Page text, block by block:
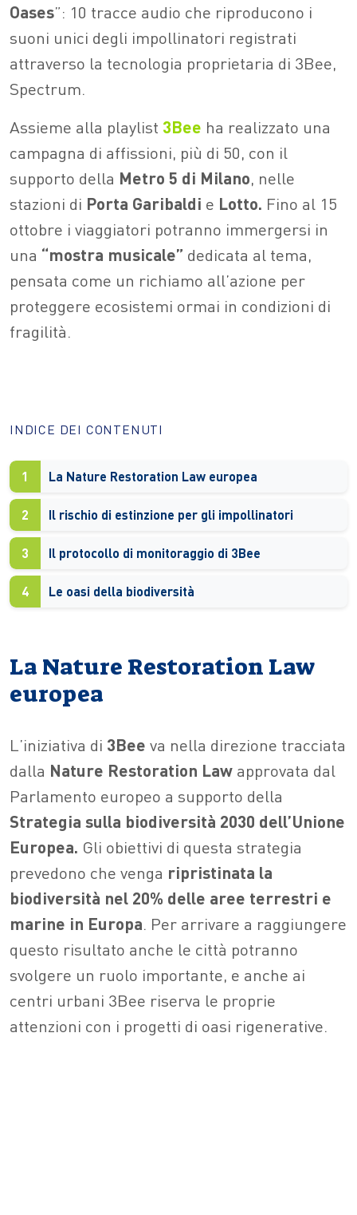
Oases”: 10 tracce audio che riproducono i
suoni unici degli impollinatori registrati
attraverso la tecnologia proprietaria di 3Bee,
Spectrum.
Assieme alla playlist 3Bee ha realizzato una
campagna di affissioni, più di 50, con il
supporto della Metro 5 di Milano, nelle
stazioni di Porta Garibaldi e Lotto. Fino al 15
ottobre i viaggiatori potranno immergersi in
una “mostra musicale” dedicata al tema,
pensata come un richiamo all’azione per
proteggere ecosistemi ormai in condizioni di
fragilità.
INDICE DEI CONTENUTI
1 La Nature Restoration Law europea
2 Il rischio di estinzione per gli impollinatori
3 Il protocollo di monitoraggio di 3Bee
4 Le oasi della biodiversità
La Nature Restoration Law
europea
L’iniziativa di 3Bee va nella direzione tracciata
dalla Nature Restoration Law approvata dal
Parlamento europeo a supporto della
Strategia sulla biodiversità 2030 dell’Unione
Europea. Gli obiettivi di questa strategia
prevedono che venga ripristinata la
biodiversità nel 20% delle aree terrestri e
marine in Europa. Per arrivare a raggiungere
questo risultato anche le città potranno
svolgere un ruolo importante, e anche ai
centri urbani 3Bee riserva le proprie
attenzioni con i progetti di oasi rigenerative.